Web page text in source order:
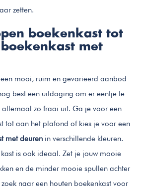
zetten.
boekenkast tot
met
mooi, ruim en gevarieerd aanbod
best een uitdaging om er eentje te
allemaal zo fraai uit. Ga je voor een
tot aan het plafond of kies je voor een
met deuren in verschillende kleuren.
is ook ideaal. Zet je jouw mooie
en de minder mooie spullen achter
naar een houten boekenkast voor